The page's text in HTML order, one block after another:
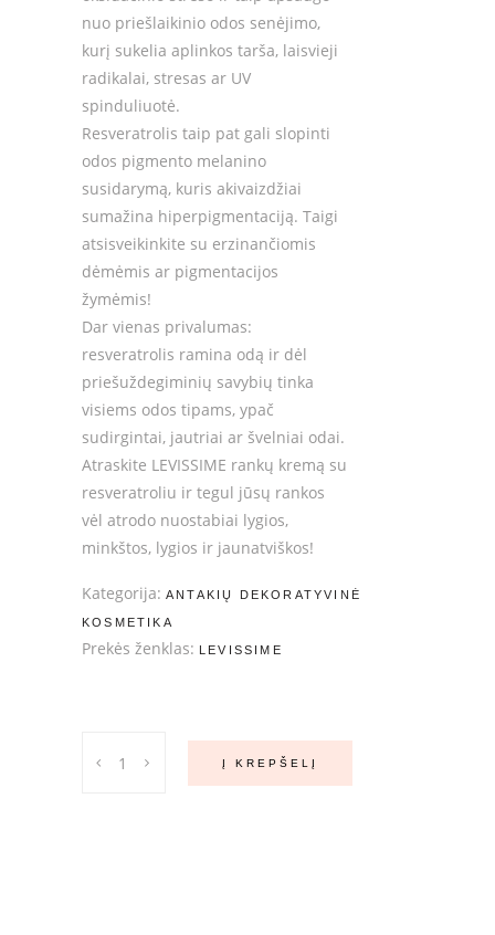
nuo priešlaikinio odos senėjimo,
kurį sukelia aplinkos tarša, laisvieji
radikalai, stresas ar UV
spinduliuotė.
Resveratrolis taip pat gali slopinti
odos pigmento melanino
susidarymą, kuris akivaizdžiai
sumažina hiperpigmentaciją. Taigi
atsisveikinkite su erzinančiomis
dėmėmis ar pigmentacijos
žymėmis!
Dar vienas privalumas:
resveratrolis ramina odą ir dėl
priešuždegiminių savybių tinka
visiems odos tipams, ypač
sudirgintai, jautriai ar švelniai odai.
Atraskite LEVISSIME rankų kremą su
resveratroliu ir tegul jūsų rankos
vėl atrodo nuostabiai lygios,
minkštos, lygios ir jaunatviškos!
Kategorija: ANTAKIŲ DEKORATYVINĖ
KOSMETIKA
Prekės ženklas: LEVISSIME
de
Į KREPŠELĮ